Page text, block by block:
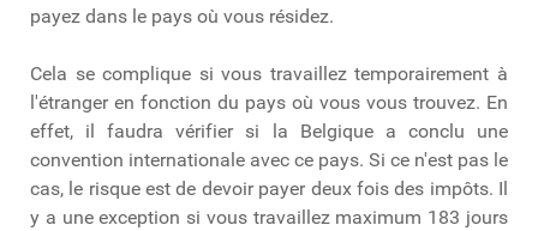
payez dans le pays où vous résidez.
Cela se complique si vous travaillez temporairement à
l'étranger en fonction du pays où vous vous trouvez. En
effet, il faudra vérifier si la Belgique a conclu une
convention internationale avec ce pays. Si ce n'est pas le
cas, le risque est de devoir payer deux fois des impôts. Il
y a une exception si vous travaillez maximum 183 jours